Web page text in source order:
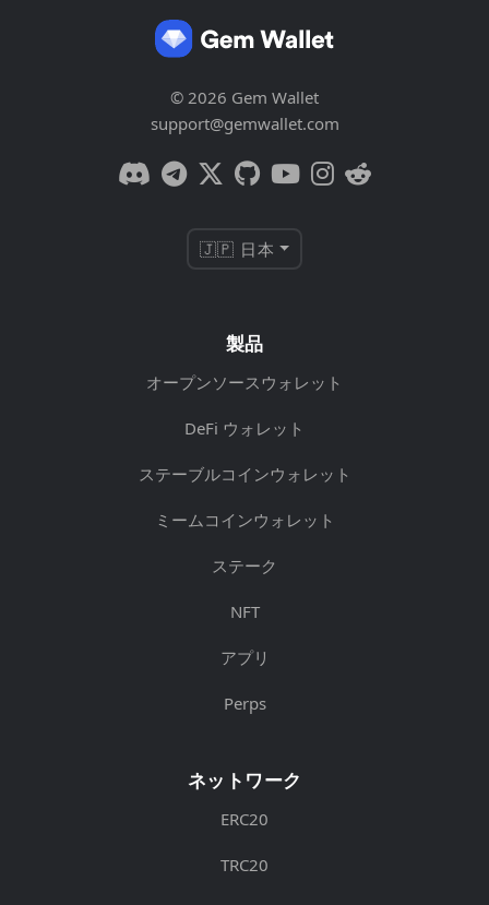
© 2026 Gem Wallet
support@gemwallet.com
🇯🇵 日本
製品
オープンソースウォレット
DeFi ウォレット
ステーブルコインウォレット
ミームコインウォレット
ステーク
NFT
アプリ
Perps
ネットワーク
ERC20
TRC20